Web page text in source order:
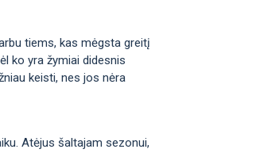
tiems, kas mėgsta greitį
ko yra žymiai didesnis
keisti, nes jos nėra
Atėjus šaltajam sezonui,